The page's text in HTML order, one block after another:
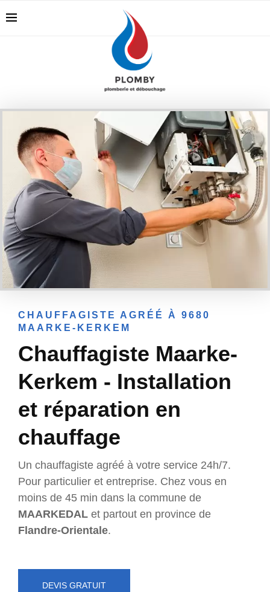
CHAUFFAGISTE AGRÉÉ À 9680
MAARKE-KERKEM
Chauffagiste Maarke-
Kerkem - Installation
et réparation en
chauffage
Un chauffagiste agréé à votre service 24h/7.
Pour particulier et entreprise. Chez vous en
moins de 45 min dans la commune de
MAARKEDAL et partout en province de
Flandre-Orientale.
DEVIS GRATUIT